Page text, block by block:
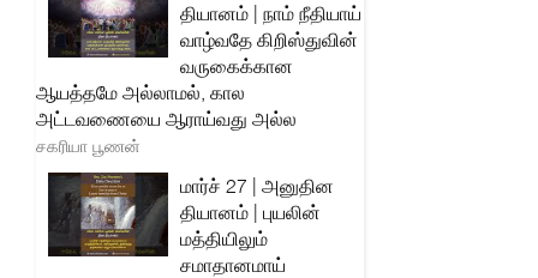
தியானம் | நாம் நீதியாய்
வாழ்வதே கிறிஸ்துவின்
வருகைக்கான
ஆயத்தமே அல்லாமல், கால
அட்டவணையை ஆராய்வது அல்ல
சகரியா பூணன்
மார்ச் 27 | அனுதின
தியானம் | புயலின்
மத்தியிலும்
சமாதானமாய்